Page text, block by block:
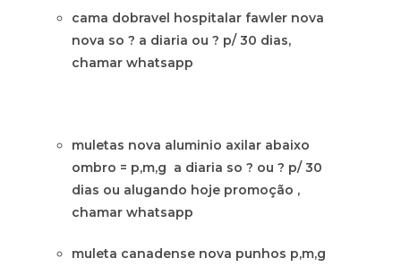
cama dobravel hospitalar fawler nova
nova so ? a diaria ou ? p/ 30 dias,
chamar whatsapp
muletas nova aluminio axilar abaixo
ombro = p,m,g a diaria so ? ou ? p/ 30
dias ou alugando hoje promoção ,
chamar whatsapp
muleta canadense nova punhos p,m,g